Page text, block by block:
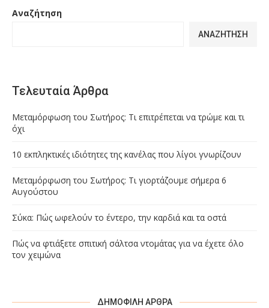
Αναζήτηση
ΑΝΑΖΉΤΗΣΗ
Τελευταία Άρθρα
Μεταμόρφωση του Σωτήρος: Τι επιτρέπεται να τρώμε και τι
όχι
10 εκπληκτικές ιδιότητες της κανέλας που λίγοι γνωρίζουν
Μεταμόρφωση του Σωτήρος: Τι γιορτάζουμε σήμερα 6
Αυγούστου
Σύκα: Πώς ωφελούν το έντερο, την καρδιά και τα οστά
Πώς να φτιάξετε σπιτική σάλτσα ντομάτας για να έχετε όλο
τον χειμώνα
ΔΗΜΟΦΙΛΉ ΆΡΘΡΑ